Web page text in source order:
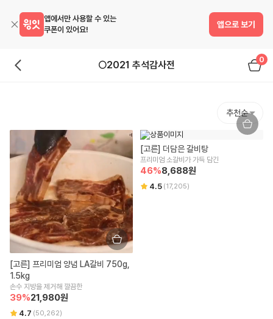
앱에서만 사용할 수 있는
쿠폰이 있어요!
앱으로 보기
🌕2021 추석감사전 0
추천순
[고른] 프리미엄 양념 LA갈비 750g,
1.5kg
손수 지방을 제거해 깔끔한
39%21,980원
4.7 (50,262)
[고른] 더담은 갈비탕
프리미엄 소갈비가 가득 담긴
46%8,688원
4.5 (17,205)